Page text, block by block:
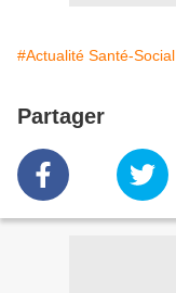
#Actualité Santé-Social
Partager